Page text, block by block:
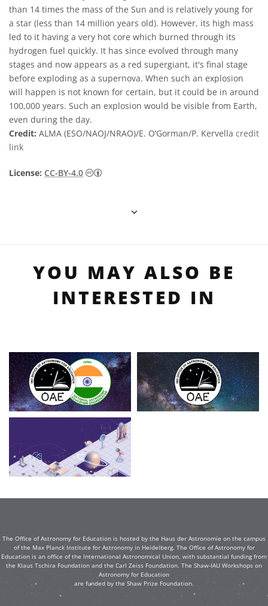
than 14 times the mass of the Sun and is relatively young for
a star (less than 14 million years old). However, its high mass
led to it having a very hot core which burned through its
hydrogen fuel quickly. It has since evolved through many
stages and now appears as a red supergiant, it's final stage
before exploding as a supernova. When such an explosion
will happen is not known for certain, but it could be in around
100,000 years. Such an explosion would be visible from Earth,
even during the day.
Credit: ALMA (ESO/NAOJ/NRAO)/E. O’Gorman/P. Kervella credit
link
License: CC-BY-4.0 Creative Commons Attribution 4.0
YOU MAY ALSO BE
INTERESTED IN
The Office of Astronomy for Education is hosted by the Haus der Astronomie on the campus
of the Max Planck Institute for Astronomy in Heidelberg. The Office of Astronomy for
Education is an office of the International Astronomical Union, with substantial funding from
the Klaus Tschira Foundation and the Carl Zeiss Foundation. The Shaw-IAU Workshops on
Astronomy for Education
are funded by the Shaw Prize Foundation.